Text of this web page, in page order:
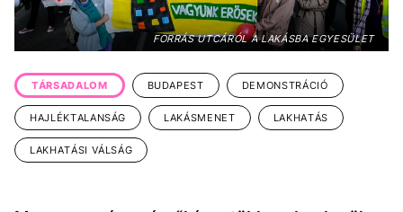
FORRÁS UTCÁRÓL A LAKÁSBA EGYESÜLET
TÁRSADALOM BUDAPEST DEMONSTRÁCIÓ
HAJLÉKTALANSÁG LAKÁSMENET LAKHATÁS
LAKHATÁSI VÁLSÁG